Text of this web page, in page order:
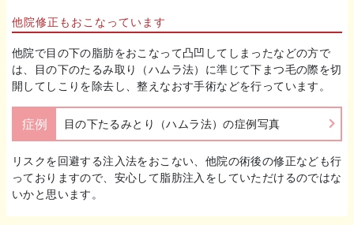
他院修正もおこなっています
他院で目の下の脂肪をおこなって凸凹してしまったなどの方で
は、目の下のたるみ取り（ハムラ法）に準じて下まつ毛の際を切
開してしこりを除去し、整えなおす手術などを行っています。
症例 目の下たるみとり（ハムラ法）の症例写真
リスクを回避する注入法をおこない、他院の術後の修正なども行
っておりますので、安心して脂肪注入をしていただけるのではな
いかと思います。